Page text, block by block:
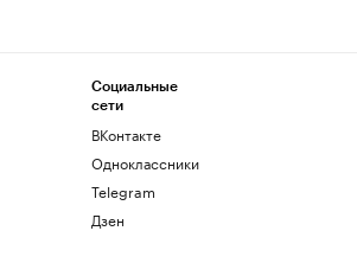
Социальные
сети
ВКонтакте
Одноклассники
Telegram
Дзен